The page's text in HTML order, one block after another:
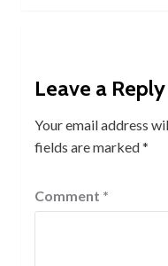
Leave a Reply
Your email address
fields are marked*
Comment *